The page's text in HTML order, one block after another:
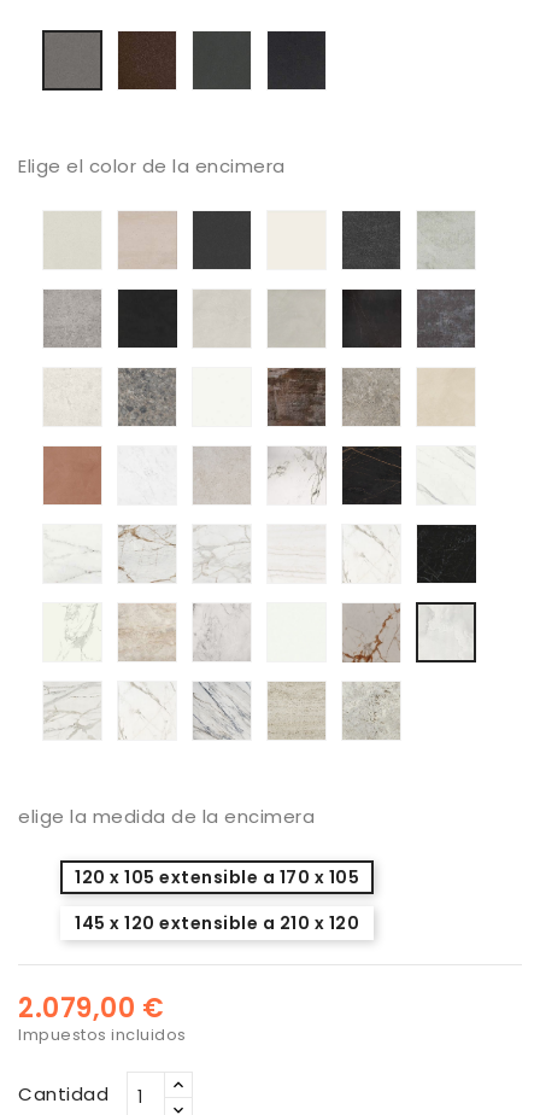
Elige el color de la encimera
Moone Bromo
Kreta Kelya laos
Lunar Ceppo Zenith Trilium
Nebbia Aura Laurent Opera
Rem Reveire Morpheus Neural Daze
Natura Arga Awake
Lucid Vigil Trance MarmorioSabbia
elige la medida de la encimera
120 x 105 extensible a 170 x 105
145 x 120 extensible a 210 x 120
2.079,00 €
Impuestos incluidos
Cantidad